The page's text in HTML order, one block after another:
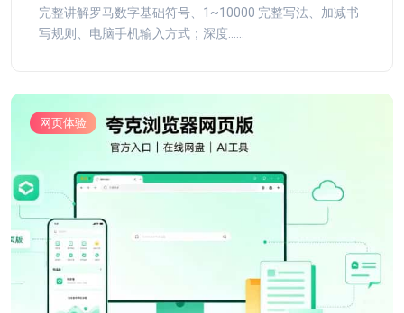
完整讲解罗马数字基础符号、1~10000 完整写法、加减书
写规则、电脑手机输入方式；深度......
网页体验